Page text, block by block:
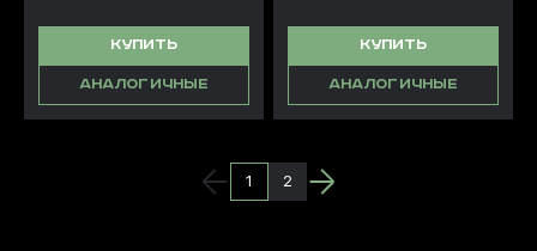
КУПИТЬ
АНАЛОГИЧНЫЕ
КУПИТЬ
АНАЛОГИЧНЫЕ
1 2